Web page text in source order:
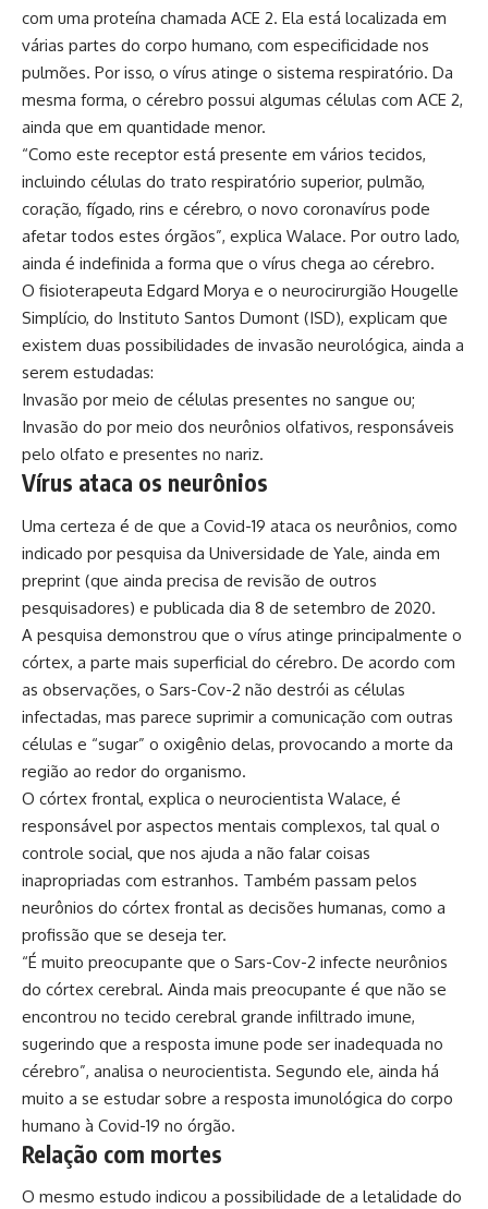
com uma proteína chamada ACE 2. Ela está localizada em
várias partes do corpo humano, com especificidade nos
pulmões. Por isso, o vírus atinge o sistema respiratório. Da
mesma forma, o cérebro possui algumas células com ACE 2,
ainda que em quantidade menor.
“Como este receptor está presente em vários tecidos,
incluindo células do trato respiratório superior, pulmão,
coração, fígado, rins e cérebro, o novo coronavírus pode
afetar todos estes órgãos”, explica Walace. Por outro lado,
ainda é indefinida a forma que o vírus chega ao cérebro.
O fisioterapeuta Edgard Morya e o neurocirurgião Hougelle
Simplício, do Instituto Santos Dumont (ISD), explicam que
existem duas possibilidades de invasão neurológica, ainda a
serem estudadas:
Invasão por meio de células presentes no sangue ou;
Invasão do por meio dos neurônios olfativos, responsáveis
pelo olfato e presentes no nariz.
Vírus ataca os neurônios
Uma certeza é de que a Covid-19 ataca os neurônios, como
indicado por pesquisa da Universidade de Yale, ainda em
preprint (que ainda precisa de revisão de outros
pesquisadores) e publicada dia 8 de setembro de 2020.
A pesquisa demonstrou que o vírus atinge principalmente o
córtex, a parte mais superficial do cérebro. De acordo com
as observações, o Sars-Cov-2 não destrói as células
infectadas, mas parece suprimir a comunicação com outras
células e “sugar” o oxigênio delas, provocando a morte da
região ao redor do organismo.
O córtex frontal, explica o neurocientista Walace, é
responsável por aspectos mentais complexos, tal qual o
controle social, que nos ajuda a não falar coisas
inapropriadas com estranhos. Também passam pelos
neurônios do córtex frontal as decisões humanas, como a
profissão que se deseja ter.
“É muito preocupante que o Sars-Cov-2 infecte neurônios
do córtex cerebral. Ainda mais preocupante é que não se
encontrou no tecido cerebral grande infiltrado imune,
sugerindo que a resposta imune pode ser inadequada no
cérebro”, analisa o neurocientista. Segundo ele, ainda há
muito a se estudar sobre a resposta imunológica do corpo
humano à Covid-19 no órgão.
Relação com mortes
O mesmo estudo indicou a possibilidade de a letalidade do